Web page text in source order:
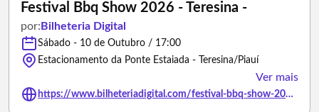
Festival Bbq Show 2026 - Teresina -
por: Bilheteria Digital
Sábado - 10 de Outubro / 17:00
Estacionamento da Ponte Estaiada - Teresina/Piauí
Ver mais
https://www.bilheteriadigital.com/festival-bbq-show-2026-teresina-10-de-outubro-